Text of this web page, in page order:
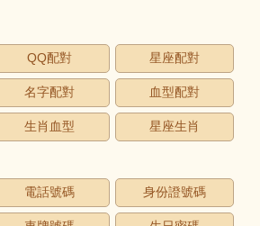
QQ配對 星座配對
名字配對 血型配對
生肖血型 星座生肖
電話號碼 身份證號碼